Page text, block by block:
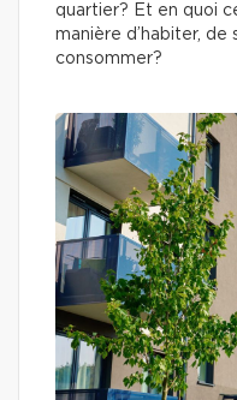
quartier? Et en quoi
manière d’habiter,
consommer?